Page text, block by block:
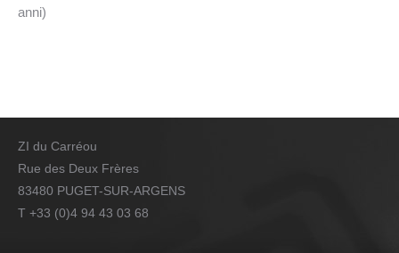
anni)
ZI du Carréou
Rue des Deux Frères
83480 PUGET-SUR-ARGENS
T +33 (0)4 94 43 03 68